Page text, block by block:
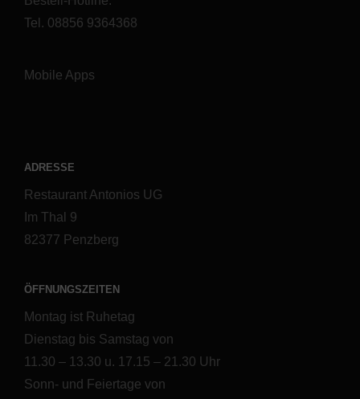
Tel. 08856 9364368
Mobile Apps
ADRESSE
Restaurant Antonios UG
Im Thal 9
82377 Penzberg
ÖFFNUNGSZEITEN
Montag ist Ruhetag
Dienstag bis Samstag von
11.30 – 13.30 u. 17.15 – 21.30 Uhr
Sonn- und Feiertage von